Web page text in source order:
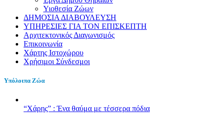
Υιοθεσία Ζώων
ΔΗΜΟΣΙΑ ΔΙΑΒΟΥΛΕΥΣΗ
ΥΠΗΡΕΣΙΕΣ ΓΙΑ ΤΟΝ ΕΠΙΣΚΕΠΤΗ
Αρχιτεκτονικός Διαγωνισμός
Επικοινωνία
Χάρτης Ιστοχώρου
Χρήσιμοι Σύνδεσμοι
Υπόλοιπα Ζώα
“Χάρης” : Ένα θαύμα με τέσσερα πόδια